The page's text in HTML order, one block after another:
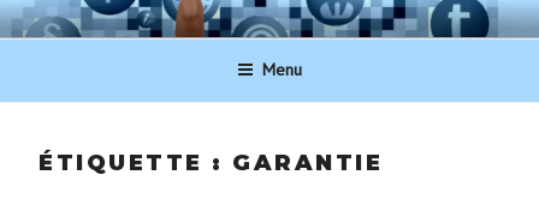
Aller
au
principal
NUMERO-SERVICECLIENT.BE
Menu
ÉTIQUETTE : GARANTIE